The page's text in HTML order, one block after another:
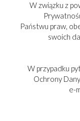
W związku z
Państwu praw,
swoich
W przypadku
Ochrony
e-